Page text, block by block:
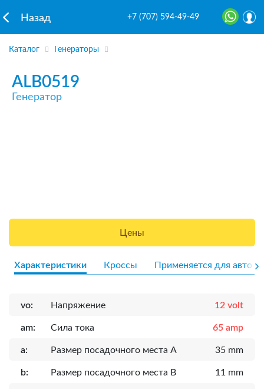
Назад +7 (707) 594-49-49
Каталог Генераторы
ALB0519
Генератор
Цены
Характеристики Кроссы Применяется для авто
vo: Напряжение 12 volt
am: Сила тока 65 amp
a: Размер посадочного места A 35 mm
b: Размер посадочного места B 11 mm